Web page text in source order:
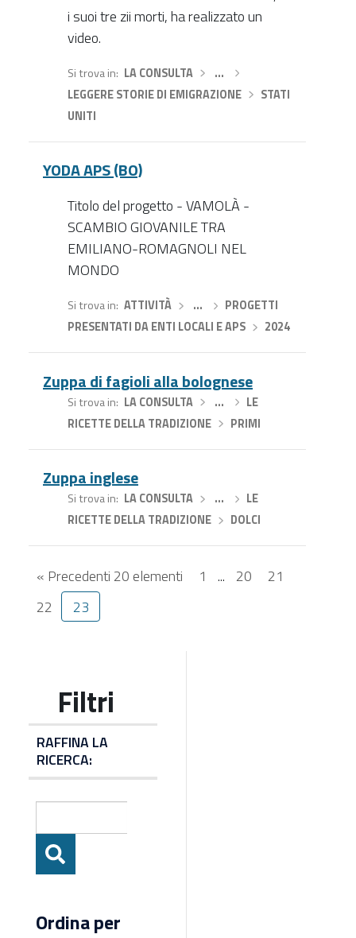
i suoi tre zii morti, ha realizzato un
video.
Si trova in LA CONSULTA› …
LEGGERE STORIE DI EMIGRAZIONE›
STATI
UNITI
YODA APS (BO)
Titolo del progetto - VAMOLÀ -
SCAMBIO GIOVANILE TRA
EMILIANO-ROMAGNOLI NEL
MONDO
Si trova in ATTIVITÀ› …
PROGETTI
PRESENTATI DA ENTI LOCALI E APS› 2024
Zuppa di fagioli alla bolognese
Si trova in LA CONSULTA› …
LE
RICETTE DELLA TRADIZIONE› PRIMI
Zuppa inglese
Si trova in LA CONSULTA› …
LE
RICETTE DELLA TRADIZIONE› DOLCI
« Precedenti 20 elementi 1 ... 20
21
22
23
RAFFINA LA
RICERCA:
Ordina per